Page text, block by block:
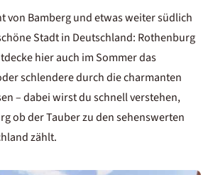
von Bamberg und etwas weiter südlich
Stadt in Deutschland: Rothenburg
hier auch im Sommer das
schlendere durch die charmanten
– dabei wirst du schnell verstehen,
ob der Tauber zu den sehenswerten
zählt.